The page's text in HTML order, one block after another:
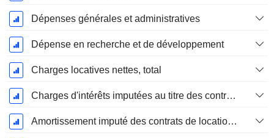
Dépenses générales et administratives
Dépense en recherche et de développement
Charges locatives nettes, total
Charges d'intérêts imputées au titre des contrats de location
Amortissement imputé des contrats de location simple